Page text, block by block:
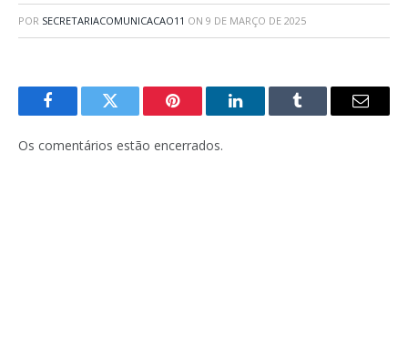
POR SECRETARIACOMUNICACAO11 ON 9 DE MARÇO DE 2025
FacebookTwitter Pinterest LinkedInTumblr
E-
Os comentários estão encerrados.